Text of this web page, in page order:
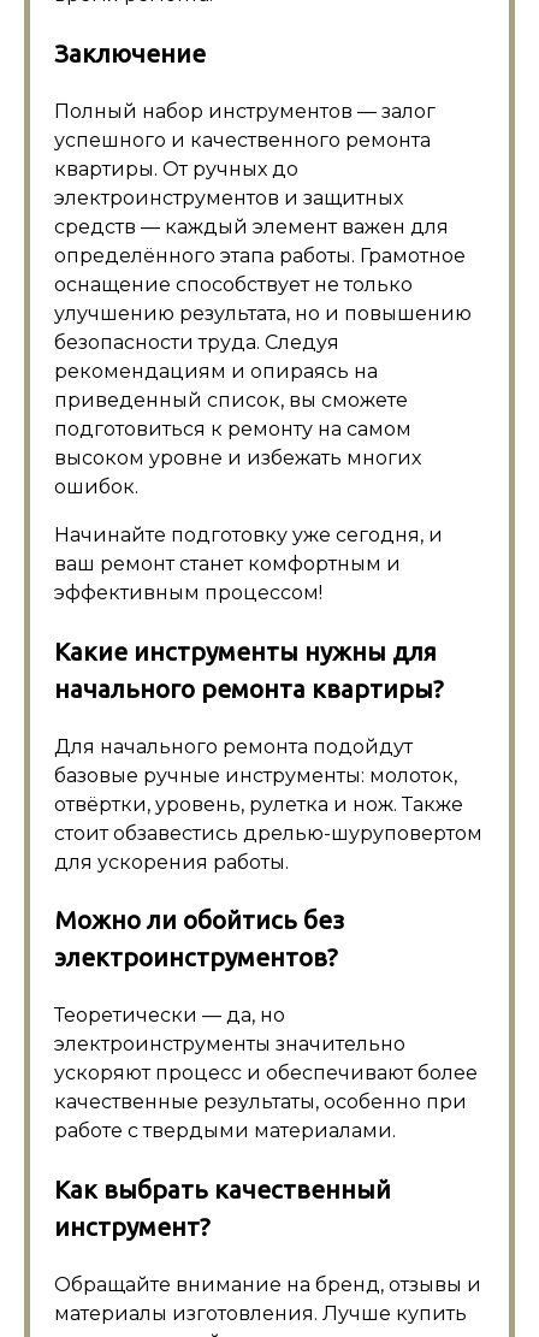
Заключение
Полный набор инструментов — залог
успешного и качественного ремонта
квартиры. От ручных до
электроинструментов и защитных
средств — каждый элемент важен для
определённого этапа работы. Грамотное
оснащение способствует не только
улучшению результата, но и повышению
безопасности труда. Следуя
рекомендациям и опираясь на
приведенный список, вы сможете
подготовиться к ремонту на самом
высоком уровне и избежать многих
ошибок.
Начинайте подготовку уже сегодня, и
ваш ремонт станет комфортным и
эффективным процессом!
Какие инструменты нужны для
начального ремонта квартиры?
Для начального ремонта подойдут
базовые ручные инструменты: молоток,
отвёртки, уровень, рулетка и нож. Также
стоит обзавестись дрелью-шуруповертом
для ускорения работы.
Можно ли обойтись без
электроинструментов?
Теоретически — да, но
электроинструменты значительно
ускоряют процесс и обеспечивают более
качественные результаты, особенно при
работе с твердыми материалами.
Как выбрать качественный
инструмент?
Обращайте внимание на бренд, отзывы и
материалы изготовления. Лучше купить